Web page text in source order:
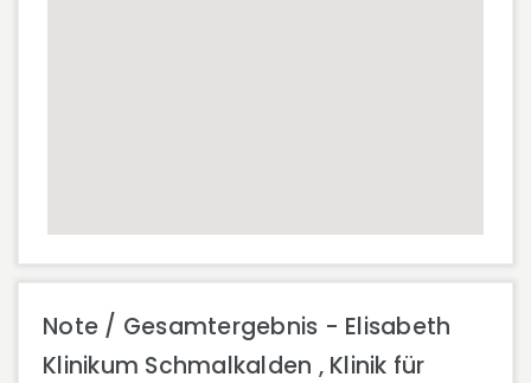
Note / Gesamtergebnis - Elisabeth
Klinikum Schmalkalden , Klinik für